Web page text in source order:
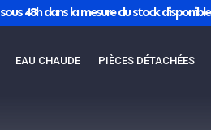
48h dans la mesure du stock disponible
EAU CHAUDE PIÈCES DÉTACHÉES